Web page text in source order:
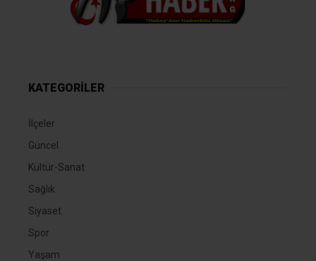
KATEGORİLER
İlçeler
Güncel
Kültür-Sanat
Sağlık
Siyaset
Spor
Yaşam